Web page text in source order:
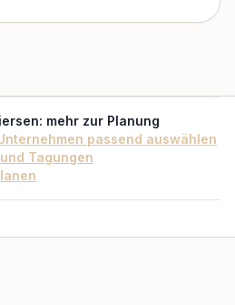
: mehr zur Planung
passend auswählen
Tagungen